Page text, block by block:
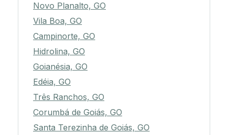
Novo Planalto, GO
Vila Boa, GO
Campinorte, GO
Hidrolina, GO
Goianésia, GO
Edéia, GO
Três Ranchos, GO
Corumbá de Goiás, GO
Santa Terezinha de Goiás, GO